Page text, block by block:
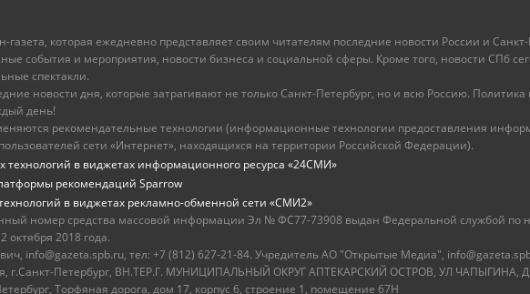
которая ежедневно представляет своим читателям последние новости России и
события и мероприятия, новости бизнеса и социальной сферы. Кроме того, новости СПб
спектакли.
новости дня, которые затрагивают не только Санкт-Петербург, но и всю Россию. Политика
день!
рекомендательные технологии (информационные технологии предоставления
сети «Интернет», находящихся на территории Российской Федерации).
в виджетах информационного ресурса «24СМИ»
рекомендаций Sparrow
в виджетах рекламно-обменной сети «СМИ2»
номер средства массовой информации Эл № ФС77-73908 выдан Федеральной службой по
октября 2018 года.
info@gazeta.spb.ru, тел: +7 (812) 627-21-84. Учредитель АО "Открытые Медиа",
г.Санкт-Петербург, ВН.ТЕР.Г. МУНИЦИПАЛЬНЫЙ ОКРУГ АПТЕКАРСКИЙ ОСТРОВ, УЛ ЧАПЫГИНА,
Торфяная дорога, дом 17, корпус 6, строение 1, помещение 67Н